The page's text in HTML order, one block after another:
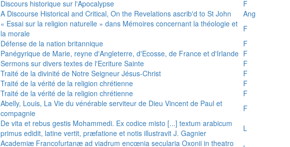
Discours historique sur l'Apocalypse
F
A Discourse Historical and Critical, On the Revelations ascrib'd to St John
Ang
« Essai sur la religion naturelle » dans Mémoires concernant la théologie et
la morale
F
Défense de la nation britannique
F
Panégyrique de Marie, reyne d'Angleterre, d'Ecosse, de France et d'Irlande F
Sermons sur divers textes de l'Ecriture Sainte
F
Traité de la divinité de Notre Seigneur Jésus-Christ
F
Traité de la vérité de la religion chrétienne
F
Traité de la vérité de la religion chrétienne
F
Abelly, Louis, La Vie du vénérable serviteur de Dieu Vincent de Paul et
compagnie
F
De vita et rebus gestis Mohammedi. Ex codice misto [...] textum arabicum
primus edidit, latine vertit, præfatione et notis illustravit J. Gagnier
L
Academiæ Francofurtanæ ad viadrum encœnia secularia Oxonii in theatro